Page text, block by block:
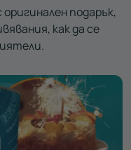
подарък,
как да се